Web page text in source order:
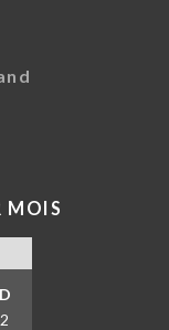
MOIS
D
2